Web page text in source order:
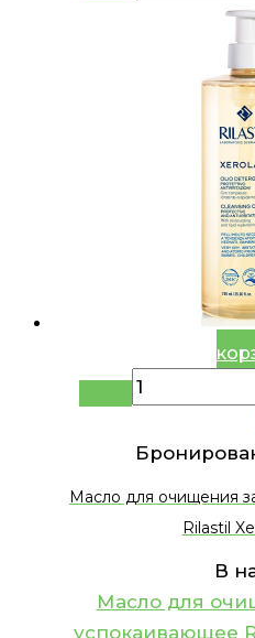
Масло для очищения
Rilastil
В
Масло для
успокаивающее